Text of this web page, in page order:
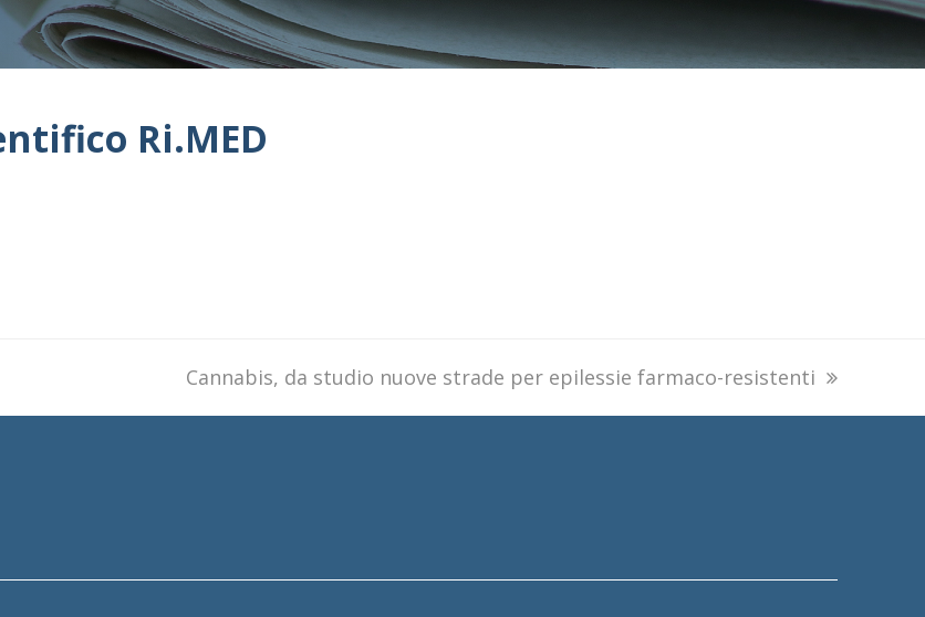
Ri.MED
next
post:
Cannabis, da studio nuove strade per epilessie farmaco-resistenti